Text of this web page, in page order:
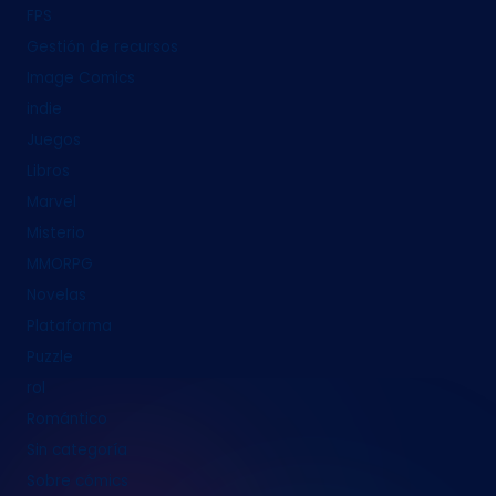
Gestión de recursos
Image Comics
indie
Juegos
Marvel
Novelas
Plataforma
rol
Romántico
Sin categoría